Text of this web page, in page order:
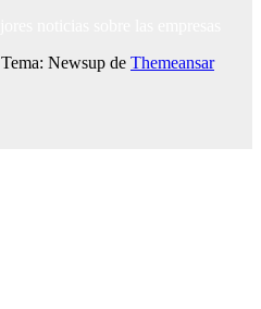
Tema: Newsup de Themeansar